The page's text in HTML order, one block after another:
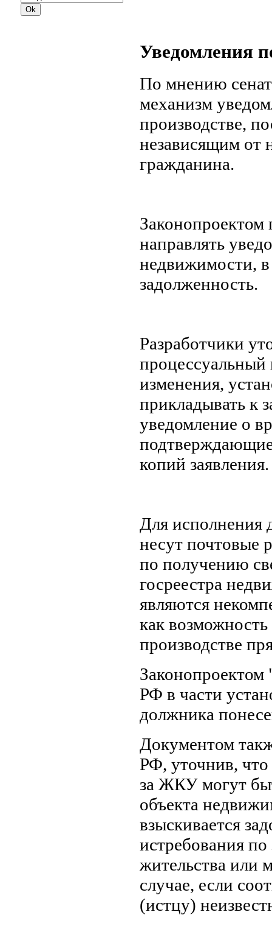
Уведомления
По мнению
механизм
производстве,
независящим от
гражданина.
Законопроектом
направлять
недвижимости, в
задолженность.
Разработчики
процессуальный
изменения,
прикладывать к
уведомление о
копий заявления.
Для исполнения
несут почтовые
по получению
госреестра
являются
как
производстве
Законопроектом
РФ в части
должника
Документом
РФ, уточнив, что
за ЖКУ могут
объекта
взыскивается
истребования по
жительства или
случае, если
(истцу)